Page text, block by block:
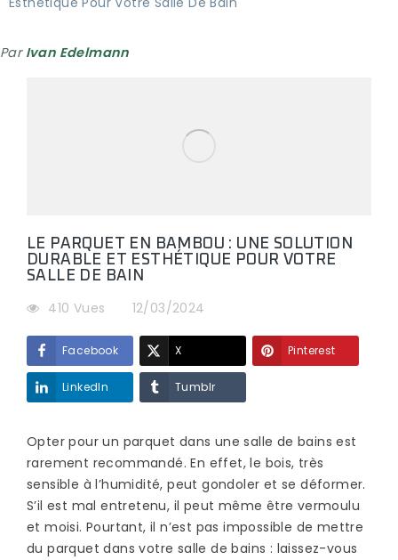
Par Ivan Edelmann
LE PARQUET EN BAMBOU : UNE SOLUTION
DURABLE ET ESTHÉTIQUE POUR VOTRE
SALLE DE BAIN
410 Vues 12/03/2024
Facebook X Pinterest
LinkedIn Tumblr
Opter pour un parquet dans une salle de bains est
rarement recommandé. En effet, le bois, très
sensible à l’humidité, peut gondoler et se déformer.
S’il est mal entretenu, il peut même être vermoulu
et moisi. Pourtant, il n’est pas impossible de mettre
du parquet dans votre salle de bains : laissez-vous